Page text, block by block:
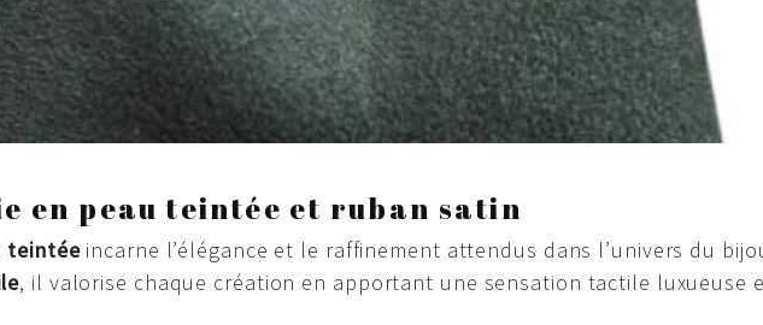
en peau teintée et ruban satin
teintéeincarne l’élégance et le raffinement attendus dans l’univers du
, il valorise chaque création en apportant une sensation tactile luxueuse